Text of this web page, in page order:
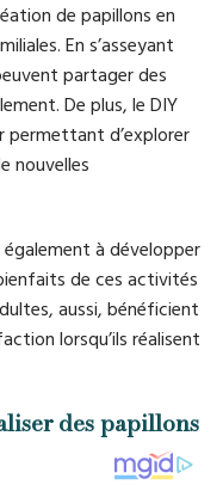
de papillons en
En s’asseyant
partager des
De plus, le DIY
permettant d’explorer
nouvelles
à développer
de ces activités
aussi, bénéficient
lorsqu’ils réalisent
des papillons